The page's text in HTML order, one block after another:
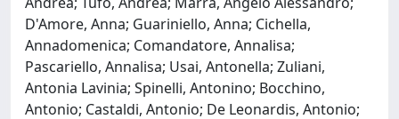
D'Amore, Anna; Guariniello, Anna; Cichella,
Annadomenica; Comandatore, Annalisa;
Pascariello, Annalisa; Usai, Antonella; Zuliani,
Antonia Lavinia; Spinelli, Antonino; Bocchino,
Antonio; Castaldi, Antonio; De Leonardis, Antonio;